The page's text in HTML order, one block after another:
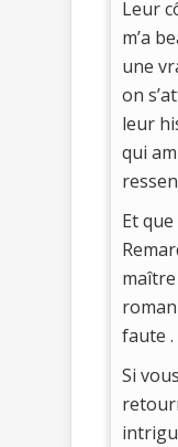
Leur
m’a
une
on
leur
qui
Et
maître
faute .
Si